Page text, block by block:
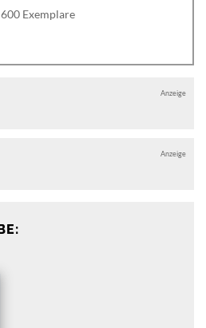
Exemplare
Anzeige
Anzeige